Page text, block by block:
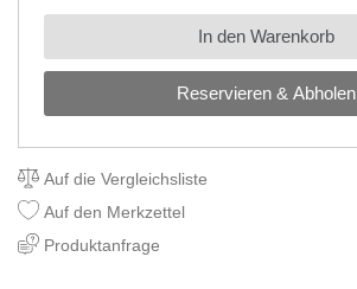
Reservieren & Abholen
In den Warenkorb
Auf die Vergleichsliste
Auf den Merkzettel
Produktanfrage